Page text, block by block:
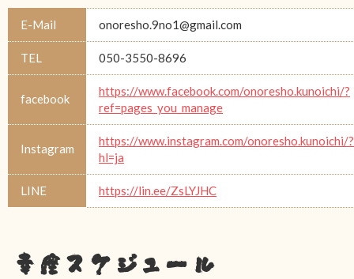
E-Mail onoresho.9no1@gmail.com
TEL 050-3550-8696
facebook
https://www.facebook.com/onoresho.kunoichi/?
ref=pages_you_manage
Instagram
https://www.instagram.com/onoresho.kunoichi/?
hl=ja
LINE https://lin.ee/ZsLYJHC
幸座スケジュール